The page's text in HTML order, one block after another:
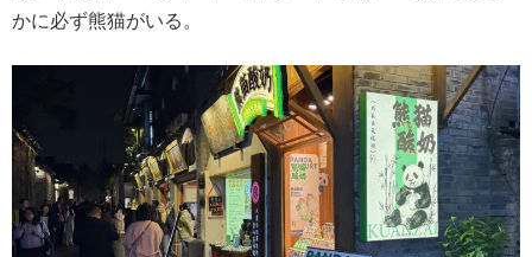
かに必ず熊猫がいる。